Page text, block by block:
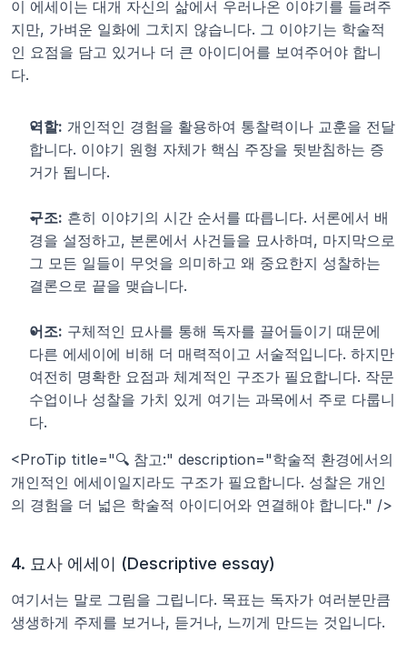
이 에세이는 대개 자신의 삶에서 우러나온 이야기를 들려주
지만, 가벼운 일화에 그치지 않습니다. 그 이야기는 학술적
인 요점을 담고 있거나 더 큰 아이디어를 보여주어야 합니
다.
역할: 개인적인 경험을 활용하여 통찰력이나 교훈을 전달
합니다. 이야기 원형 자체가 핵심 주장을 뒷받침하는 증
거가 됩니다.
구조: 흔히 이야기의 시간 순서를 따릅니다. 서론에서 배
경을 설정하고, 본론에서 사건들을 묘사하며, 마지막으로
그 모든 일들이 무엇을 의미하고 왜 중요한지 성찰하는
결론으로 끝을 맺습니다.
어조: 구체적인 묘사를 통해 독자를 끌어들이기 때문에
다른 에세이에 비해 더 매력적이고 서술적입니다. 하지만
여전히 명확한 요점과 체계적인 구조가 필요합니다. 작문
수업이나 성찰을 가치 있게 여기는 과목에서 주로 다룹니
다.
<ProTip title="🔍 참고:" description="학술적 환경에서의
개인적인 에세이일지라도 구조가 필요합니다. 성찰은 개인
의 경험을 더 넓은 학술적 아이디어와 연결해야 합니다." />
4. 묘사 에세이 (Descriptive essay)
여기서는 말로 그림을 그립니다. 목표는 독자가 여러분만큼
생생하게 주제를 보거나, 듣거나, 느끼게 만드는 것입니다.